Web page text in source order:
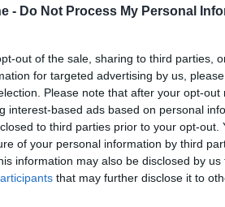
- Do Not Process My Personal
out of the sale, sharing to third parties,
for targeted advertising by us,
Please note that after your opt-
interest-based ads based on personal
to third parties prior to your opt-
of your personal information by third
information may also be disclosed by
that may further disclose it to
sempre bene nell'auto Anty Il
detto così,ma non è vero!Marche
male con le firestone,benissimo con
blasonate sul forum(e comunque si va